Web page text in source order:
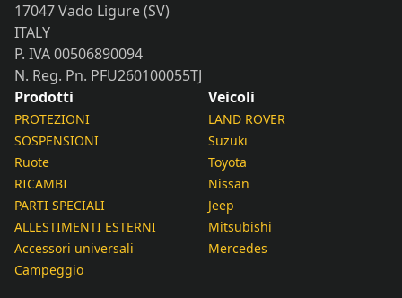
17047 Vado Ligure (SV)
ITALY
P. IVA 00506890094
N. Reg. Pn. PFU260100055TJ
Prodotti
PROTEZIONI
SOSPENSIONI
Ruote
RICAMBI
PARTI SPECIALI
ALLESTIMENTI ESTERNI
Accessori universali
Campeggio
Veicoli
LAND ROVER
Suzuki
Toyota
Nissan
Jeep
Mitsubishi
Mercedes